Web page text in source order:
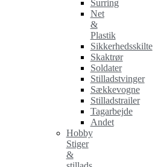
Surring
Net
&
Plastik
Sikkerhedsskilte
Skaktrør
Soldater
Stilladstvinger
Sækkevogne
Stilladstrailer
Tagarbejde
Andet
Hobby
Stiger
&